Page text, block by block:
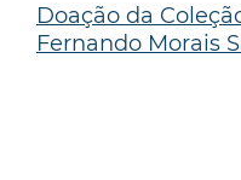
Doação da
Fernando Morais